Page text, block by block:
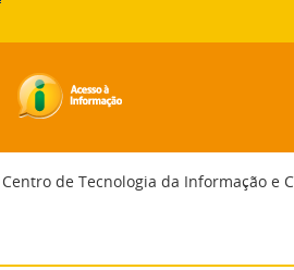
Centro de Tecnologia da Informação e